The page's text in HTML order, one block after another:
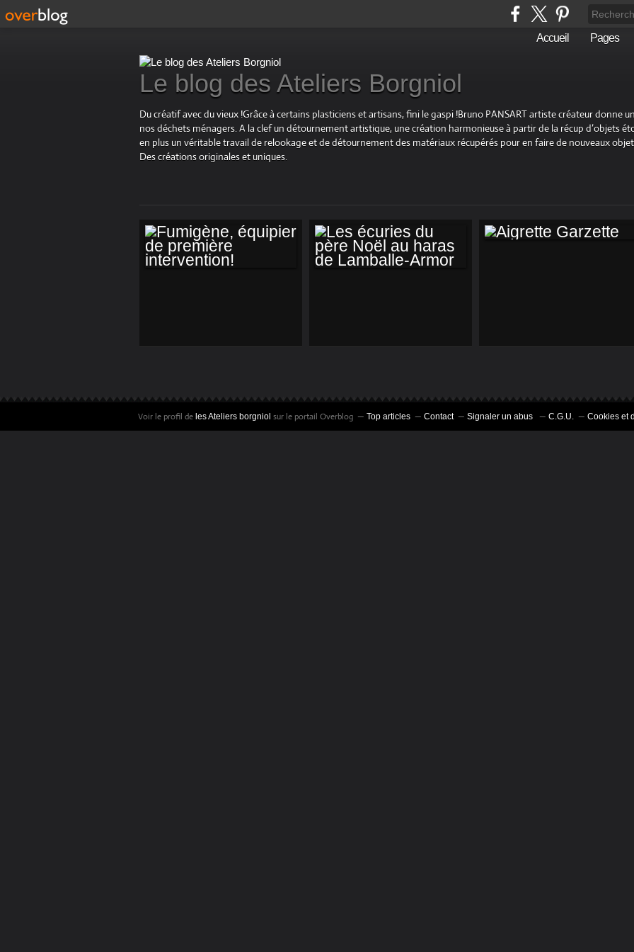
Accueil Pages
Le blog des Ateliers Borgniol
Du créatif avec du vieux !Grâce à certains plasticiens et artisans, fini le gaspi !Bruno PANSART artiste créateur donne
nos déchets ménagers. A la clef un détournement artistique, une création harmonieuse à partir de la récup d’objets
en plus un véritable travail de relookage et de détournement des matériaux récupérés pour en faire de nouveaux
Des créations originales et uniques.
PREMIÈRE
HARAS DE
Voir le profil de les Ateliers borgniol sur le portail Overblog Top articles Contact Signaler un abus C.G.U. Cookies et